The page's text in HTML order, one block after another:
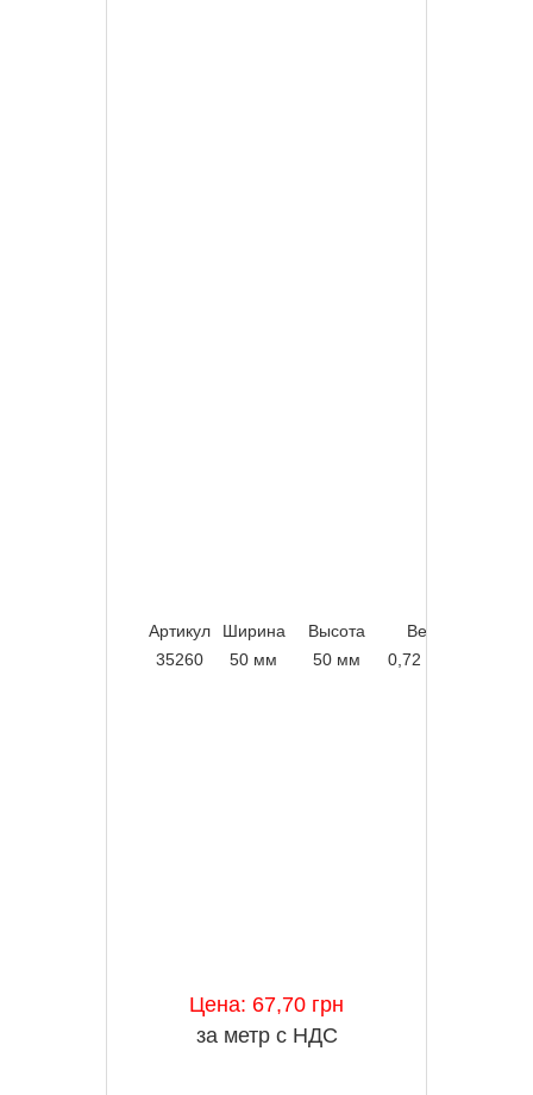
Артикул Ширина Высота Вес
35260
50 мм 50 мм 0,72 кг/м
Цена: 67,70 грн
за метр с НДС